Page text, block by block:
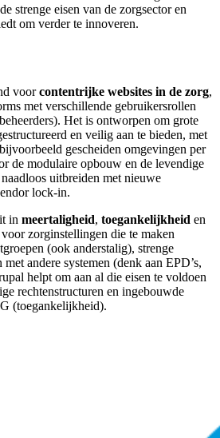
strenge eisen van de zorgsector en
om verder te innoveren.
voorcontentrijke websites in de zorg,
met verschillende gebruikersrollen
Het is ontworpen om grote
en veilig aan te bieden, met
gescheiden omgevingen per
de modulaire opbouw en de levendige
uitbreiden met nieuwe
lock-in.
in meertaligheid, toegankelijkheid en
zorginstellingen die te maken
(ook anderstalig), strenge
andere systemen (denk aan EPD’s,
helpt om aan al die eisen te voldoen
rechtenstructuren en ingebouwde
(toegankelijkheid).